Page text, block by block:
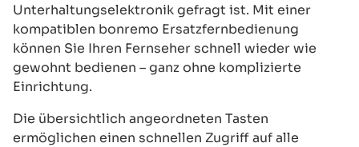
Unterhaltungselektronik gefragt ist. Mit einer
kompatiblen bonremo Ersatzfernbedienung
können Sie Ihren Fernseher schnell wieder wie
gewohnt bedienen – ganz ohne komplizierte
Einrichtung.
Die übersichtlich angeordneten Tasten
ermöglichen einen schnellen Zugriff auf alle